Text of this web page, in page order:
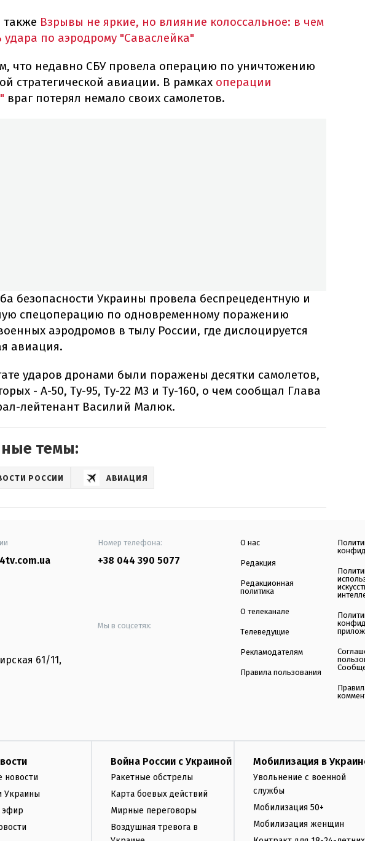
также Взрывы не яркие, но влияние колоссальное: в чем
удара по аэродрому "Саваслейка"
что недавно СБУ провела операцию по уничтожению
стратегической авиации. В рамках операции
враг потерял немало своих самолетов.
безопасности Украины провела беспрецедентную и
спецоперацию по одновременному поражению
аэродромов в тылу России, где дислоцируется
авиация.
ударов дронами были поражены десятки самолетов,
- А-50, Ту-95, Ту-22 М3 и Ту-160, о чем сообщал Глава
лейтенант Василий Малюк.
темы:
РОССИИ АВИАЦИЯ
Номер телефона:
+38 044 390 5077
61/11,
Мы в соцсетях:
О нас
Редакция
Редакционная
политика
О телеканале
Телеведущие
Рекламодателям
Правила пользования
новости
Украины
эфир
Война России с Украиной
Ракетные обстрелы
Карта боевых действий
Мирные переговоры
Воздушная тревога в
Мобилизация в
Увольнение с военной
службы
Мобилизация 50+
Мобилизация женщин